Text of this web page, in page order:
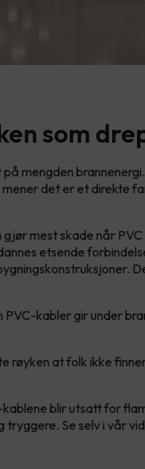
som
mengden
mener det er et direkte
mest skade når PVC
etsende
kabler gir under
røyken at folk ikke
kablene blir utsatt for
tryggere. Se selv i vår